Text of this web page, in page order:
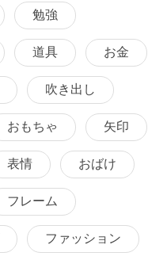
勉強
道具 お金
吹き出し
おもちゃ 矢印
表情 おばけ
フレーム
ファッション